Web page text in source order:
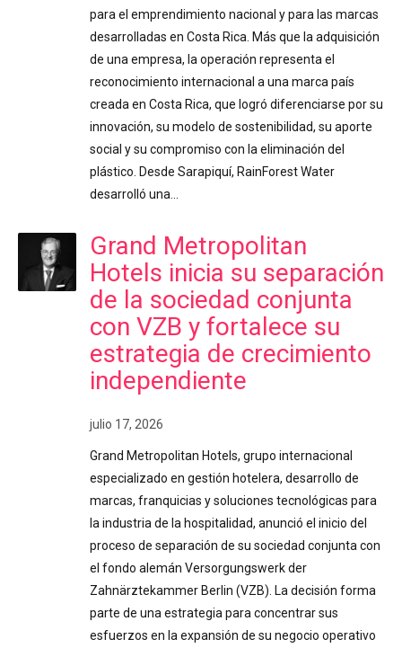
para el emprendimiento nacional y para las marcas
desarrolladas en Costa Rica. Más que la adquisición
de una empresa, la operación representa el
reconocimiento internacional a una marca país
creada en Costa Rica, que logró diferenciarse por su
innovación, su modelo de sostenibilidad, su aporte
social y su compromiso con la eliminación del
plástico. Desde Sarapiquí, RainForest Water
desarrolló una…
Grand Metropolitan
Hotels inicia su separación
de la sociedad conjunta
con VZB y fortalece su
estrategia de crecimiento
independiente
julio 17, 2026
Grand Metropolitan Hotels, grupo internacional
especializado en gestión hotelera, desarrollo de
marcas, franquicias y soluciones tecnológicas para
la industria de la hospitalidad, anunció el inicio del
proceso de separación de su sociedad conjunta con
el fondo alemán Versorgungswerk der
Zahnärztekammer Berlin (VZB). La decisión forma
parte de una estrategia para concentrar sus
esfuerzos en la expansión de su negocio operativo